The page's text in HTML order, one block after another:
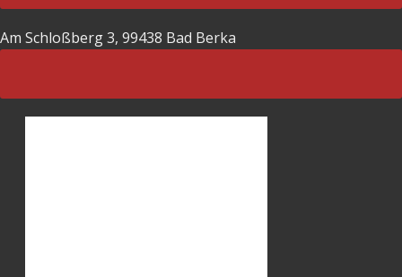
Am Schloßberg 3, 99438 Bad Berka